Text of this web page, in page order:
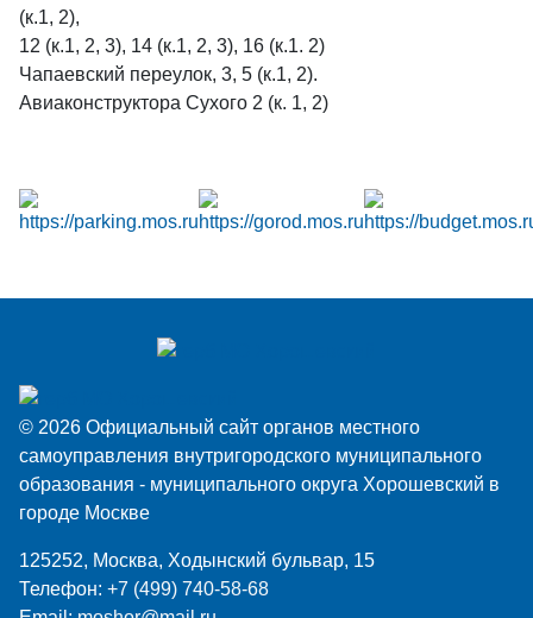
(к.1, 2),
12 (к.1, 2, 3), 14 (к.1, 2, 3), 16 (к.1. 2)
Чапаевский переулок, 3, 5 (к.1, 2).
Авиаконструктора Сухого 2 (к. 1, 2)
© 2026 Официальный сайт органов местного
самоуправления внутригородского муниципального
образования - муниципального округа Хорошевский в
городе Москве
125252, Москва, Ходынский бульвар, 15
Телефон: +7 (499) 740-58-68